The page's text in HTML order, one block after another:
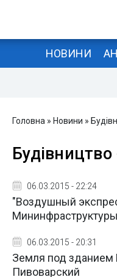
НОВИНИ
Головна » Новини »
06.03.2015 - 22:24
"Воздушный
Мининфраструктуры
06.03.2015 - 20:31
Земля под зданием
Пивоварский